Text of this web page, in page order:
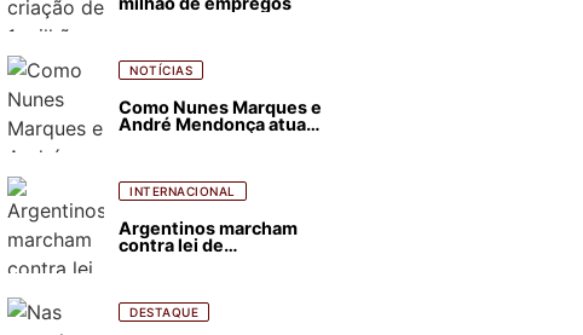
NOTÍCIAS
Como Nunes Marques e
André Mendonça atuam
INTERNACIONAL
Argentinos marcham
contra lei de
florestais
DESTAQUE